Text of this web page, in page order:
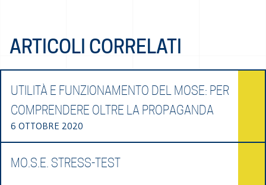
ARTICOLI CORRELATI
UTILITÀ E FUNZIONAMENTO DEL MOSE: PER
COMPRENDERE OLTRE LA PROPAGANDA
6 OTTOBRE 2020
MO.S.E. STRESS-TEST